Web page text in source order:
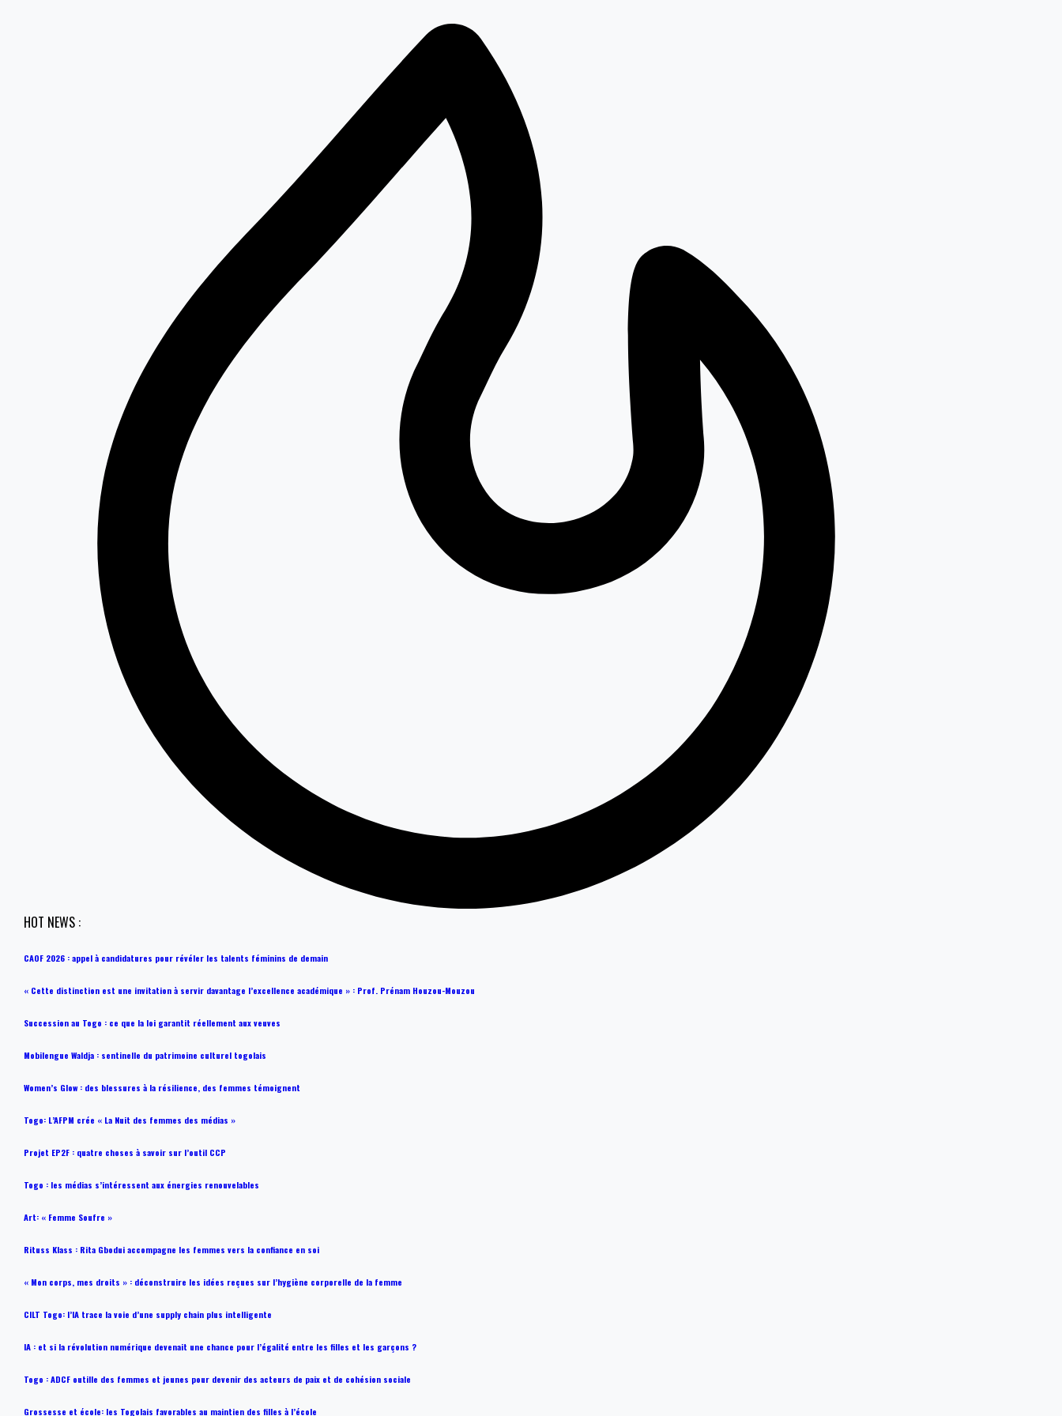
HOT NEWS :
CAOF 2026 : appel à candidatures pour révéler les talents féminins de demain
« Cette distinction est une invitation à servir davantage l’excellence académique » : Prof. Prénam Houzou-Mouzou
Succession au Togo : ce que la loi garantit réellement aux veuves
Mobilengue Waldja : sentinelle du patrimoine culturel togolais
Women’s Glow : des blessures à la résilience, des femmes témoignent
Togo: L’AFPM crée « La Nuit des femmes des médias »
Projet EP2F : quatre choses à savoir sur l’outil CCP
Togo : les médias s’intéressent aux énergies renouvelables
Art: « Femme Soufre »
Rituss Klass : Rita Gbodui accompagne les femmes vers la confiance en soi
« Mon corps, mes droits » : déconstruire les idées reçues sur l’hygiène corporelle de la femme
CILT Togo: l’IA trace la voie d’une supply chain plus intelligente
IA : et si la révolution numérique devenait une chance pour l’égalité entre les filles et les garçons ?
Togo : ADCF outille des femmes et jeunes pour devenir des acteurs de paix et de cohésion sociale
Grossesse et école: les Togolais favorables au maintien des filles à l’école